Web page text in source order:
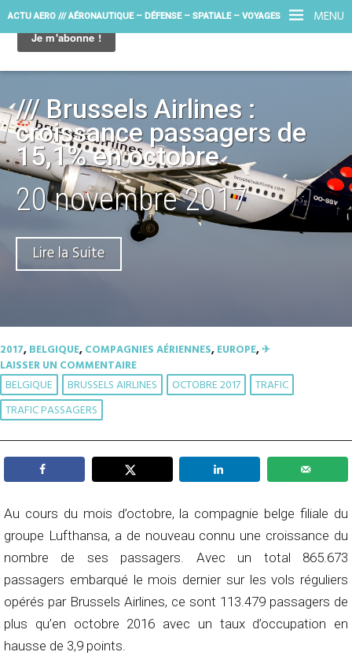
MENU
ACTU AERO /// AÉRONAUTIQUE – DÉFENSE – SPATIALE – VOYAGES
/// Brussels Airlines :
croissance passagers de
15,1% en octobre
20 novembre 2017
Lire la Suite
2017,BELGIQUE,COMPAGNIES AÉRIENNES,EUROPE,✈︎
LAISSER UN COMMENTAIRE
BELGIQUE BRUSSELS AIRLINES OCTOBRE 2017
TRAFIC
TRAFIC PASSAGERS
Au cours du mois d’octobre, la compagnie belge filiale du
groupe Lufthansa, a de nouveau connu une croissance du
nombre de ses passagers. Avec un total 865.673
passagers embarqué le mois dernier sur les vols réguliers
opérés par Brussels Airlines, ce sont 113.479 passagers de
plus qu’en octobre 2016 avec un taux d’occupation en
hausse de 3,9 points.